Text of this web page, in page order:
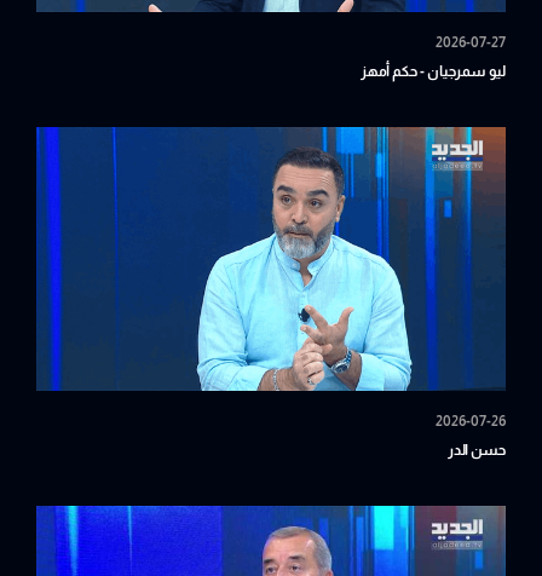
2026-07-27
ليو سمرجيان - حكم أمهز
2026-07-26
حسن الدر